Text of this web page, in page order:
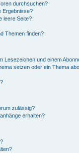
durchsuchen?
Ergebnisse?
leere Seite?
Themen finden?
Lesezeichen und einem
setzen oder ein Thema
zulässig?
erhalten?